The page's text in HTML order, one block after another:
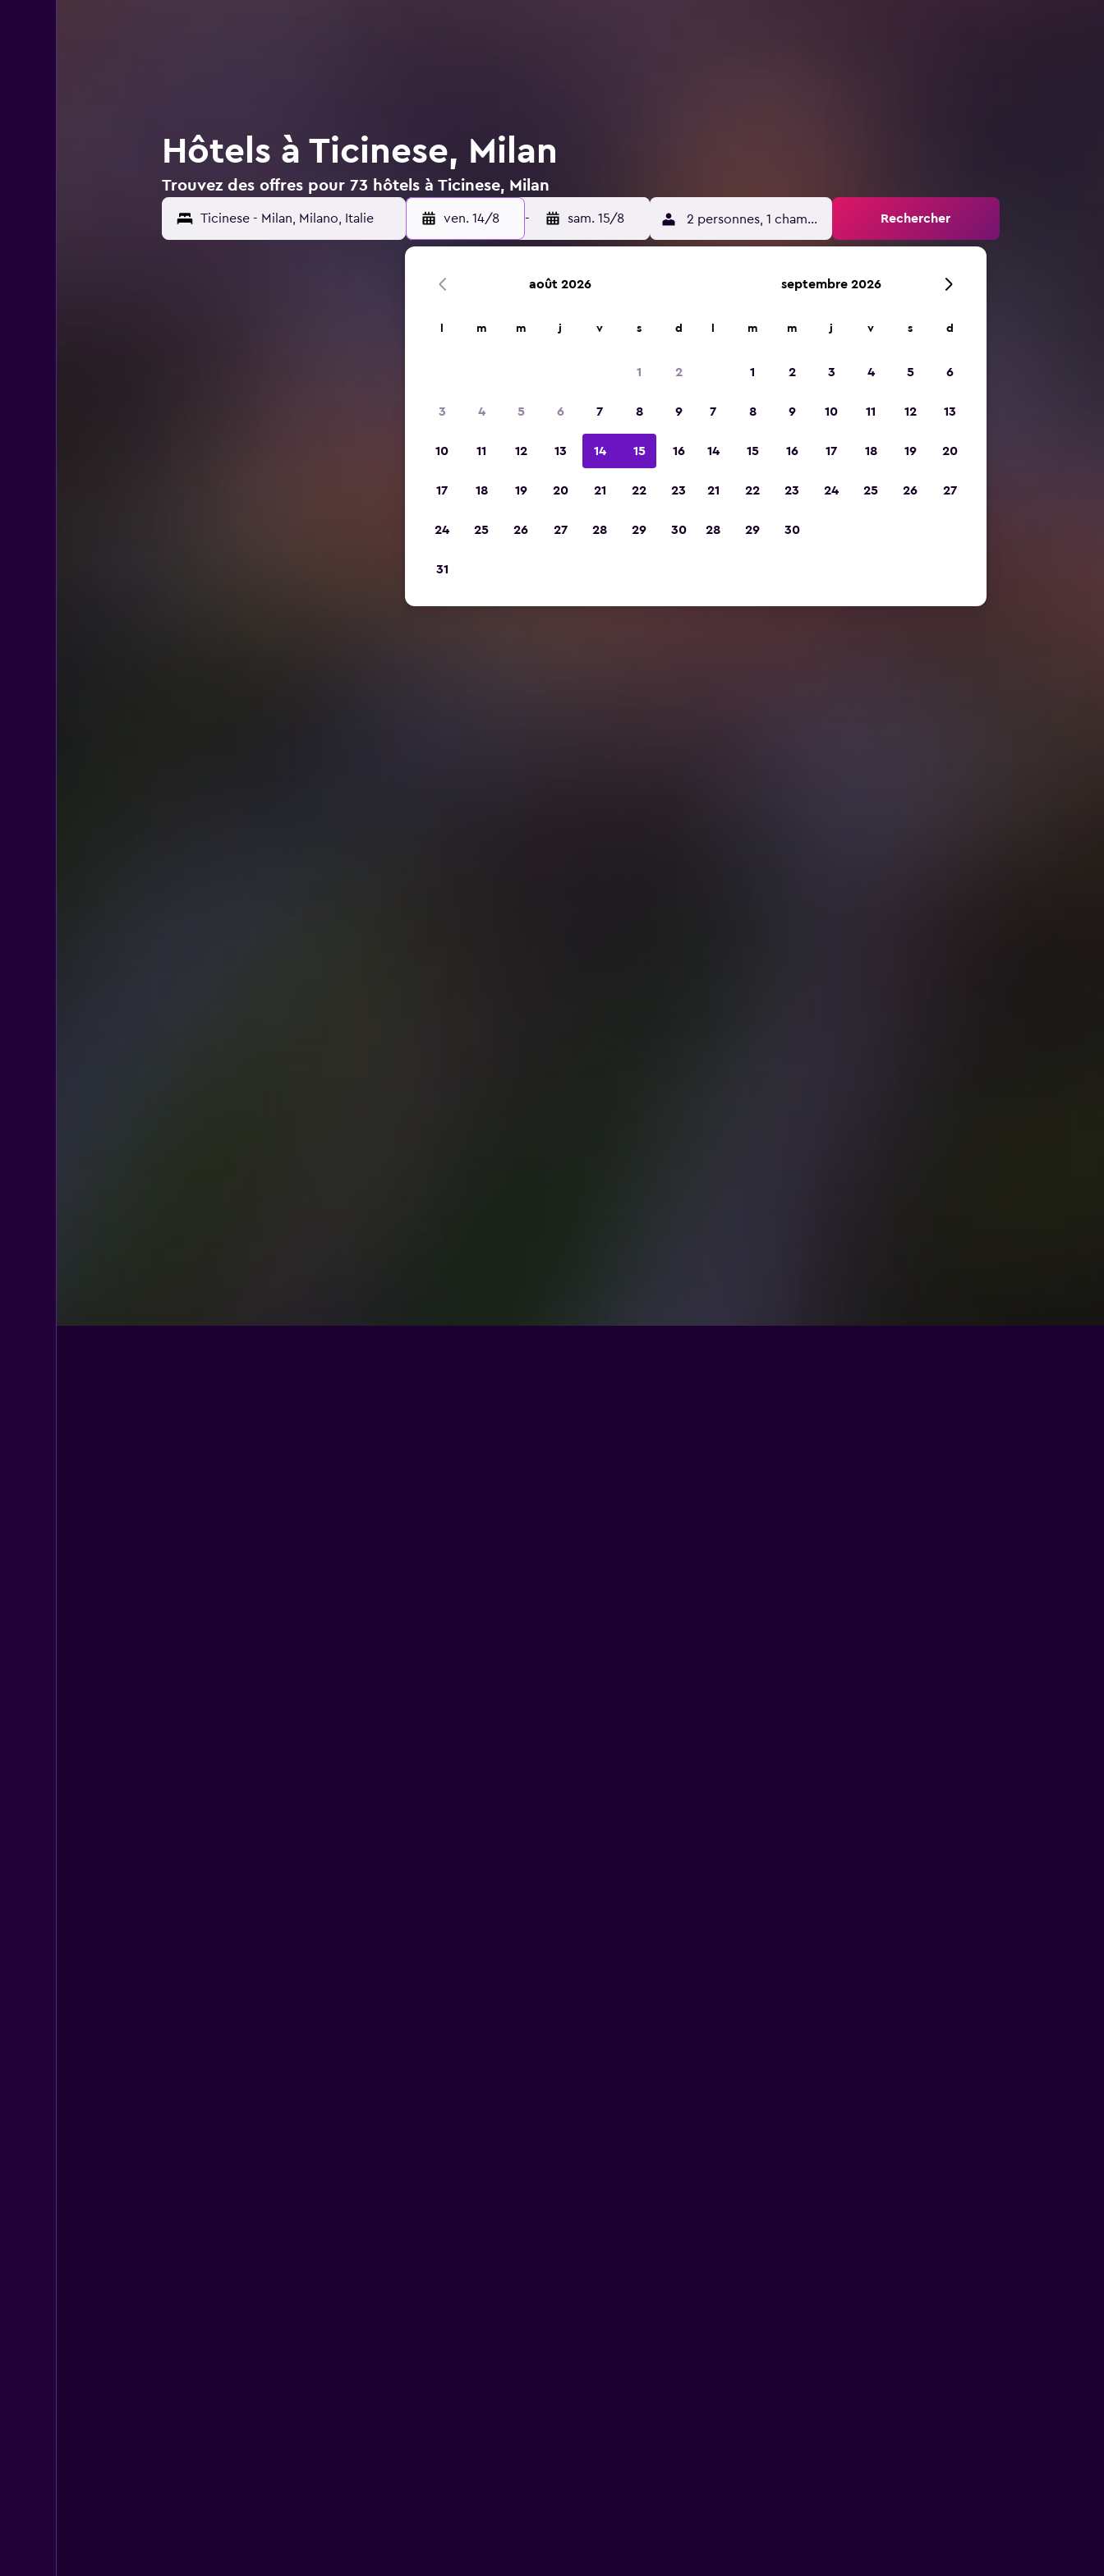
Hôtels à Ticinese, Milan
Trouvez des offres pour 73 hôtels à Ticinese, Milan
ven. 14/8 - sam. 15/8 2 personnes, 1 chambre Rechercher
août 2026
m m j v s d
1 2
3 4 5 6 7 8 9
10 11 12 13 14 15 16
17 18 19 20 21 22 23
24 25 26 27 28 29 30
31
septembre 2026
m m j v s d
1 2 3 4 5 6
7 8 9 10 11 12 13
14 15 16 17 18 19 20
21 22 23 24 25 26 27
28 29 30